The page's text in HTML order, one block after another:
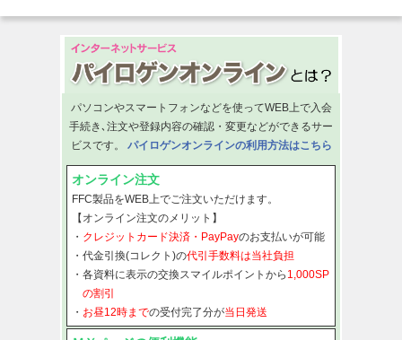
パソコンやスマートフォンなどを使ってWEB上で入会
手続き､注文や登録内容の確認・変更などができるサー
ビスです。 パイロゲンオンラインの利用方法はこちら
オンライン注文
FFC製品をWEB上でご注文いただけます。
【オンライン注文のメリット】
・ クレジットカード決済・PayPayのお支払いが可能
・代金引換(コレクト)の代引手数料は当社負担
・各資料に表示の交換スマイルポイントから 1,000SP
の割引
・ お昼12時までの受付完了分が当日発送